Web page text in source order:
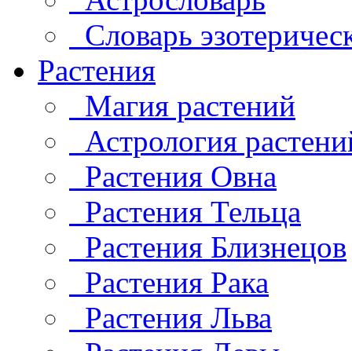
Словарь
Растения
Магия растений
Астрология
Растения Овна
Растения Тельца
Растения Близнецов
Растения Рака
Растения Льва